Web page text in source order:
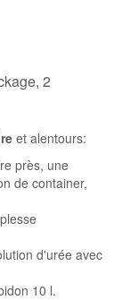
2
et alentours:
près, une
de container,
d'urée avec
10 l.